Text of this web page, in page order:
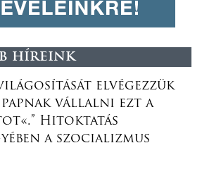
híreink
elvégezzük
vállalni ezt a
Hitoktatás
a szocializmus